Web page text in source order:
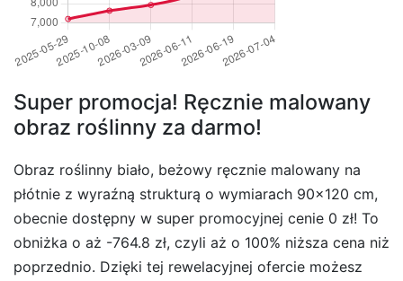
Super promocja! Ręcznie malowany
obraz roślinny za darmo!
Obraz roślinny biało, beżowy ręcznie malowany na
płótnie z wyraźną strukturą o wymiarach 90×120 cm,
obecnie dostępny w super promocyjnej cenie 0 zł! To
obniżka o aż -764.8 zł, czyli aż o 100% niższa cena niż
poprzednio. Dzięki tej rewelacyjnej ofercie możesz